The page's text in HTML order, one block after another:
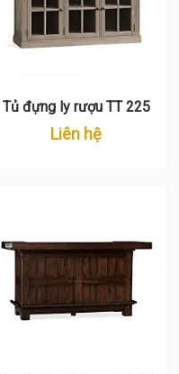
Tủ đựng ly rượu TT 225
Liên hệ